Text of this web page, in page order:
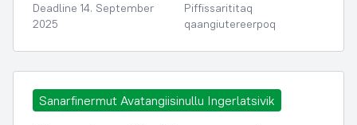
Deadline 14. September
2025
Piffissarititaq
qaangiutereerpoq
Sanarfinermut Avatangiisinullu Ingerlatsivik